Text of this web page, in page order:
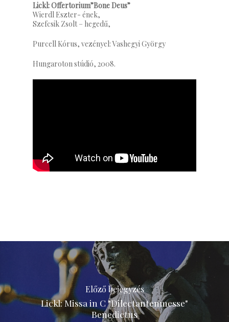
Lickl: Offertorium”Bone Deus”
Wierdl Eszter- ének,
Szefcsik Zsolt – hegedű,
Purcell Kórus, vezényel: Vashegyi György
Hungaroton stúdió, 2008.
Előző bejegyzés
Lickl: Missa in C "Dilectantenmesse"
Benedictus